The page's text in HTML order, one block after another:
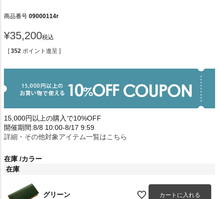
商品番号 09000114r
¥35,200税込
[ 352 ポイント進呈 ]
15,000円以上の購入で10%OFF
開催期間:8/8 10:00-8/17 9:59
詳細・その他対象アイテム一覧はこちら
在庫 カラー
在庫
グリーン カートに入れる